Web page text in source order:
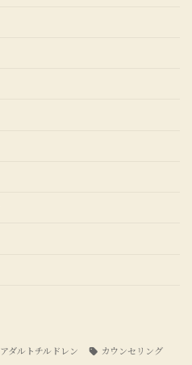
アダルトチルドレン
カウンセリング